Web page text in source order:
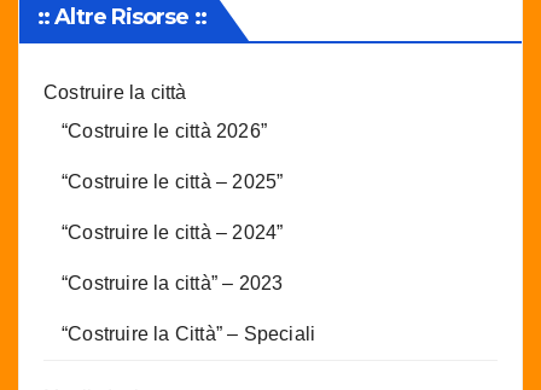
:: Altre Risorse ::
Costruire la città
“Costruire le città 2026”
“Costruire le città – 2025”
“Costruire le città – 2024”
“Costruire la città” – 2023
“Costruire la Città” – Speciali